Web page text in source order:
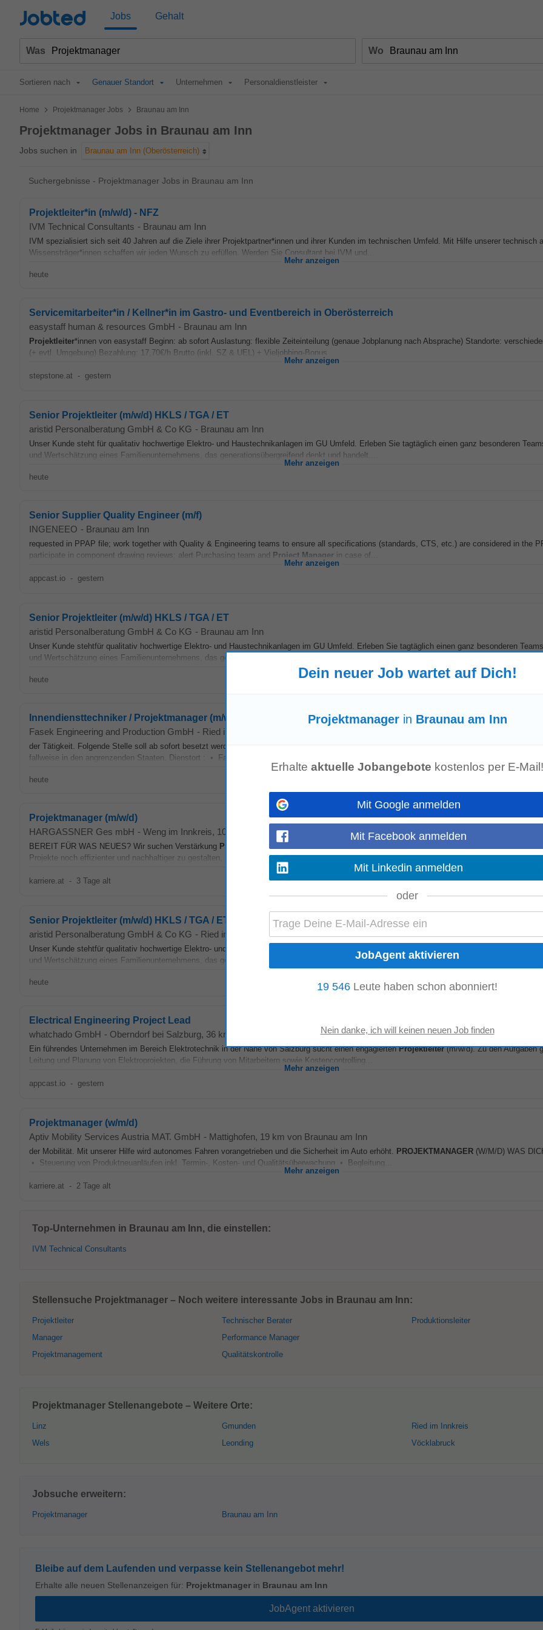
Jobted Jobs Gehalt
Was Wo
Sortieren nach Genauer Standort Unternehmen Personaldienstleister
Home > Projektmanager Jobs > Braunau am Inn
Projektmanager Jobs in Braunau am Inn
Jobs suchen in Braunau am Inn (Oberösterreich)
Suchergebnisse - Projektmanager Jobs in Braunau am Inn
Projektleiter*in (m/w/d) - NFZ
IVM Technical Consultants - Braunau am Inn
IVM spezialisiert sich seit 40 Jahren auf die Ziele ihrer Projektpartner*innen und ihrer Kunden im technischen Umfeld. Mit Hilfe unserer technisch
Wissensträger*innen schaffen wir jeden Wunsch zu erfüllen. Werden Sie Consultant bei IVM und...
Mehr anzeigen
heute
Servicemitarbeiter*in / Kellner*in im Gastro- und Eventbereich in Oberösterreich
easystaff human & resources GmbH - Braunau am Inn
Projektleiter*innen von easystaff Beginn: ab sofort Auslastung: flexible Zeiteinteilung (genaue Jobplanung nach Absprache) Standorte:
(+ evtl. Umgebung) Bezahlung: 17,70€/h Brutto (inkl. SZ & UEL) + Vieljobbing-Bonus...
Mehr anzeigen
stepstone.at - gestern
Senior Projektleiter (m/w/d) HKLS / TGA / ET
aristid Personalberatung GmbH & Co KG - Braunau am Inn
Unser Kunde steht für qualitativ hochwertige Elektro- und Haustechnikanlagen im GU Umfeld. Erleben Sie tagtäglich einen ganz besonderen
und Wertschätzung eines Familienunternehmens, das generationsübergreifend denkt und handelt....
Mehr anzeigen
heute
Senior Supplier Quality Engineer (m/f)
INGENEEO - Braunau am Inn
requested in PPAP file; work together with Quality & Engineering teams to ensure all specifications (standards, CTS, etc.) are considered in the
participate in component drawing reviews; alert Purchasing team and Project Manager in case of...
Mehr anzeigen
appcast.io - gestern
Senior Projektleiter (m/w/d) HKLS / TGA / ET
aristid Personalberatung GmbH & Co KG - Braunau am Inn
Unser Kunde stehtfür qualitativ hochwertige Elektro- und Haustechnikanlagen im GU Umfeld. Erleben Sie tagtäglich einen ganz besonderen
und Wertschätzung eines Familienunternehmens, das generationsübergreifend denkt und handelt....
Mehr anzeigen
heute
Innendiensttechniker / Projektmanager (m/w)
Fasek Engineering and Production GmbH - Ried im Innkreis
der Tätigkeit. Folgende Stelle soll ab sofort besetzt werden: Innendiensttechniker /
fallweise in den angrenzenden Staaten. Dienstort : • Fasek Engineering and Production GmbH...
Mehr anzeigen
heute
Projektmanager (m/w/d)
HARGASSNER Ges mbH - Weng im Innkreis, 10 km von Braunau am Inn
BEREIT FÜR WAS NEUES? Wir suchen Verstärkung Projektmanager
(m/w/d) Ort: Weng im Innkreis Beschäftigung: Vollzeit Um unsere internen
Projekte noch effizienter und nachhaltiger zu gestalten, suchen...
Mehr anzeigen
karriere.at - 3 Tage alt
Senior Projektleiter (m/w/d) HKLS / TGA / ET
aristid Personalberatung GmbH & Co KG - Ried im Innkreis , 33 km von Braunau am Inn
Unser Kunde stehtfür qualitativ hochwertige Elektro- und Haustechnikanlagen im GU Umfeld. Erleben Sie tagtäglich einen ganz besonderen
und Wertschätzung eines Familienunternehmens, das generationsübergreifend denkt und handelt....
Mehr anzeigen
heute
Electrical Engineering Project Lead
whatchado GmbH - Oberndorf bei Salzburg, 36 km von Braunau am Inn
Ein führendes Unternehmen im Bereich Elektrotechnik in der Nähe von Salzburg sucht einen engagiertenProjektleiter(m/w/d). Zu den Aufgaben
Leitung und Planung von Elektroprojekten, die Führung von Mitarbeitern sowie Kostencontrolling...
Mehr anzeigen
appcast.io - gestern
Projektmanager (w/m/d)
Aptiv Mobility Services Austria MAT. GmbH - Mattighofen, 19 km von Braunau am Inn
der Mobilität. Mit unserer Hilfe wird autonomes Fahren vorangetrieben und die Sicherheit im Auto erhöht. PROJEKTMANAGER (W/M/D) WAS
• Steuerung von Produktneuanläufen inkl. Termin-, Kosten- und Qualitätsüberwachung • Begleitung...
Mehr anzeigen
karriere.at - 2 Tage alt
Top-Unternehmen in Braunau am Inn, die einstellen:
IVM Technical Consultants
Stellensuche Projektmanager – Noch weitere interessante Jobs in Braunau am Inn:
Projektleiter
Manager
Projektmanagement
Technischer Berater
Performance Manager
Qualitätskontrolle
Produktionsleiter
Projektmanager Stellenangebote – Weitere Orte:
Linz
Wels
Gmunden
Leonding
Ried im Innkreis
Vöcklabruck
Jobsuche erweitern:
Projektmanager Braunau am Inn
Bleibe auf dem Laufenden und verpasse kein Stellenangebot mehr!
Erhalte alle neuen Stellenanzeigen für: Projektmanager in Braunau am Inn
Dein neuer Job wartet auf Dich!
Projektmanagerin Braunau am Inn
Erhalte aktuelle Jobangebote kostenlos per E-Mail!
Mit Google anmelden
Mit Facebook anmelden
Mit Linkedin anmelden
oder
19 546 Leute haben schon abonniert!